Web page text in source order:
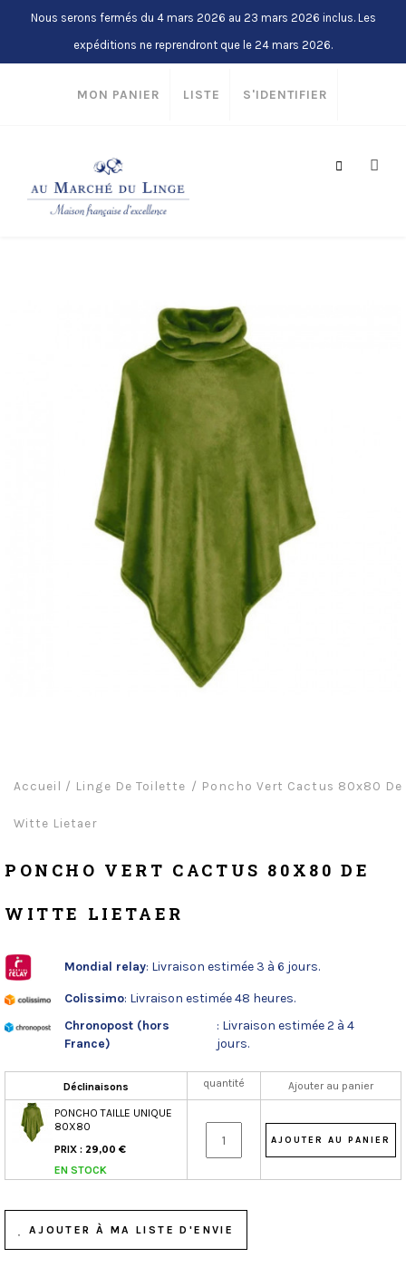
Nous serons fermés du 4 mars 2026 au 23 mars 2026 inclus. Les
expéditions ne reprendront que le 24 mars 2026.
MON PANIER LISTE S'IDENTIFIER
Accueil / Linge De Toilette Poncho Vert Cactus 80x80 De
Witte Lietaer
PONCHO VERT CACTUS 80X80 DE
WITTE LIETAER
Mondial relay: Livraison estimée 3 à 6 jours.
Colissimo: Livraison estimée 48 heures.
Chronopost (hors
France)
: Livraison estimée 2 à 4
jours.
Déclinaisons quantité Ajouter au panier
PONCHO TAILLE UNIQUE
80X80
PRIX : 29,00 €
EN STOCK
AJOUTER À MA LISTE D'ENVIE